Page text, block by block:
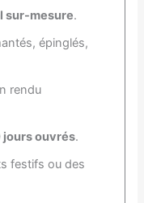
sur-mesure.
épinglés,
rendu
jours ouvrés.
festifs ou des